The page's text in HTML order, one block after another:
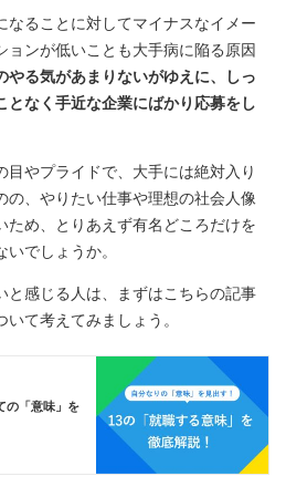
なることに対してマイナスなイメー
ョンが低いことも大手病に陥る原因
やる気があまりないがゆえに、しっ
となく手近な企業にばかり応募をし
目やプライドで、大手には絶対入り
の、やりたい仕事や理想の社会人像
ため、とりあえず有名どころだけを
でしょうか。
と感じる人は、まずはこちらの記事
て考えてみましょう。
の「意味」を